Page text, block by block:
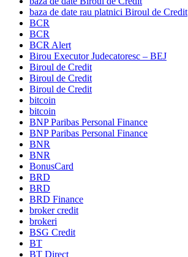
baza de date rau platnici Biroul de Credit
BCR
BCR
BCR Alert
Birou Executor Judecatoresc – BEJ
Biroul de Credit
Biroul de Credit
Biroul de Credit
bitcoin
bitcoin
BNP Paribas Personal Finance
BNP Paribas Personal Finance
BNR
BNR
BonusCard
BRD
BRD
BRD Finance
broker credit
brokeri
BSG Credit
BT
BT Direct